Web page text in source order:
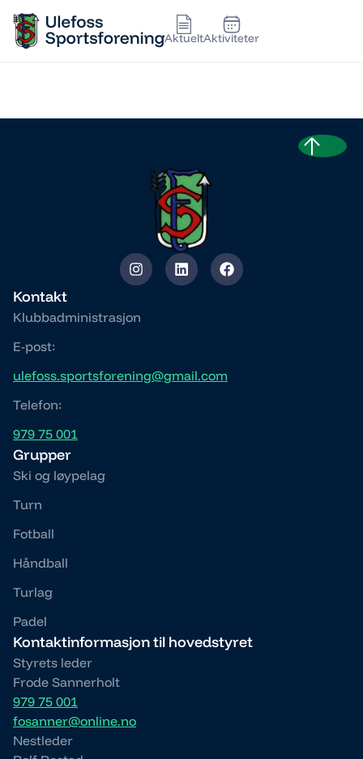
AktueltAktiviteter
Kontakt
Klubbadministrasjon
E-post:
ulefoss.sportsforening@gmail.com
Telefon:
979 75 001
Grupper
Ski og løypelag
Turn
Fotball
Håndball
Turlag
Padel
Kontaktinformasjon til hovedstyret
Styrets leder
Frode Sannerholt
979 75 001
fosanner@online.no
Nestleder